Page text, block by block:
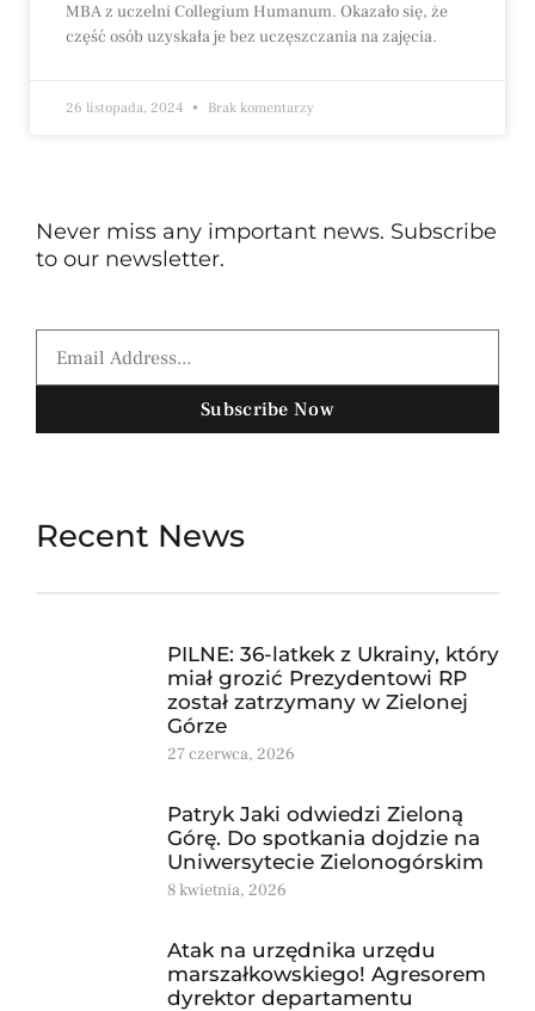
MBA z uczelni Collegium Humanum. Okazało się, że
część osób uzyskała je bez uczęszczania na zajęcia.
26 listopada, 2024 Brak komentarzy
Never miss any important news. Subscribe
to our newsletter.
Subscribe Now
Recent News
PILNE: 36-latkek z Ukrainy, który
miał grozić Prezydentowi RP
został zatrzymany w Zielonej
Górze
27 czerwca, 2026
Patryk Jaki odwiedzi Zieloną
Górę. Do spotkania dojdzie na
Uniwersytecie Zielonogórskim
8 kwietnia, 2026
Atak na urzędnika urzędu
marszałkowskiego! Agresorem
dyrektor departamentu